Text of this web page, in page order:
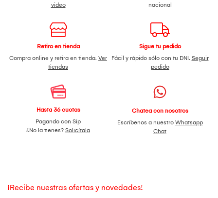
video
nacional
Retiro en tienda
Compra online y retira en tienda. Ver
tiendas
Sigue tu pedido
Fácil y rápido sólo con tu DNI. Seguir
pedido
Hasta 36 cuotas
Pagando con Sip
¿No la tienes? Solicítala
Chatea con nosotros
Escríbenos a nuestro Whatsapp
Chat
¡Recibe nuestras ofertas y novedades!